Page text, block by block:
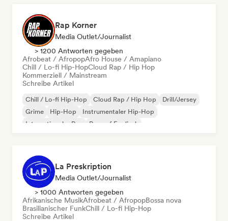
Rap Korner
Media Outlet/Journalist
> 1200 Antworten gegeben
Afrobeat / AfropopAfro House / Amapiano
Chill / Lo-fi Hip-HopCloud Rap / Hip Hop
Kommerziell / Mainstream
Schreibe Artikel
Chill / Lo-fi Hip-Hop Cloud Rap / Hip Hop
Drill/Jersey
Grime
Hip-Hop
Instrumentaler Hip-Hop
Internationaler Rap
Rap auf Englisch
La Preskription
Media Outlet/Journalist
> 1000 Antworten gegeben
Afrikanische MusikAfrobeat / AfropopBossa nova
Brasilianischer FunkChill / Lo-fi Hip-Hop
Schreibe Artikel